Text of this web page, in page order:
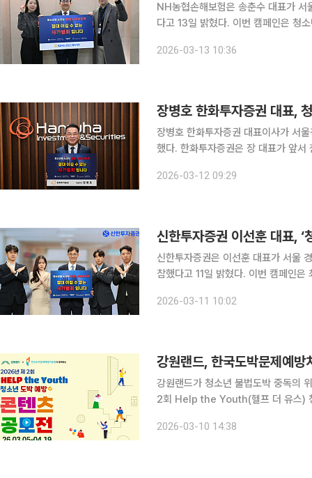
NH농협손해보험은 송춘수 대표가
다고 13일 밝혔다. 이번 캠페인은 청소년 도박 문제에 대한 경각심을 제고하기 위해 기업 간 릴레이
손해보험은 ‘청소년을 노리는 불법
2026-03-13 10:36
장병호 한화투자증권 대표,
장병호 한화투자증권 대표이사가 서
했다. 한화투자증권은 장 대표가 앞서 참여한 교보증권 이석기 대표이사의 추천을 받아 이번 캠페인
은 최근 급증하는 청소년 불법 사이버
2026-03-12 09:29
신한투자증권 이선훈 대표, ‘
신한투자증권은 이선훈 대표가 서울
참했다고 11일 밝혔다. 이번 캠페인은 최근 급증하고 있는 청소년 대상 불법 사이버 도박의 위험성을
리더들이 ‘청소년을 노리는 불법 사
2026-03-11 10:02
강원랜드가 청소년 불법도박 중독의
2회 Help the Youth(헬프 더 유스)
형성을 돕기 위해 기획됐다. 청소년들
2026-03-10 14:38